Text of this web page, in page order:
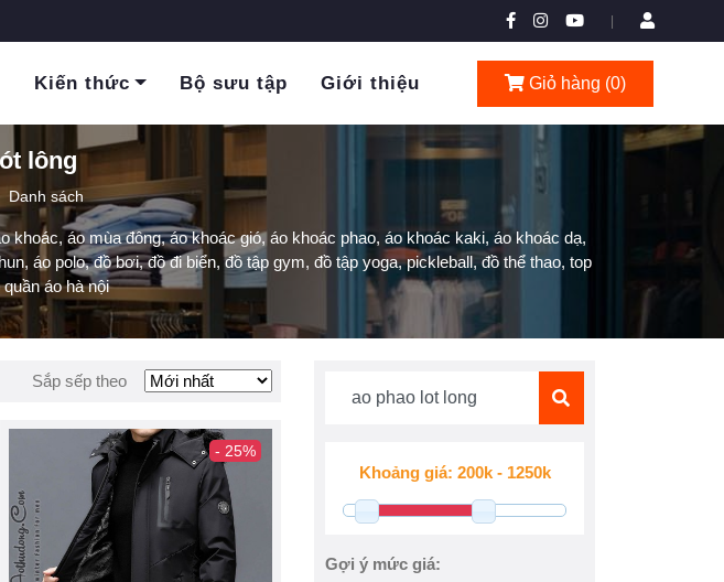
Kiến thức Bộ sưu tập Giới thiệu Giỏ hàng (0)
lông
Danh sách
khoác, áo mùa đông, áo khoác gió, áo khoác phao, áo khoác kaki, áo khoác dạ,
áo polo, đồ bơi, đồ đi biển, đồ tập gym, đồ tập yoga, pickleball, đồ thể thao, top
áo hà nội
Sắp sếp theo
- 25%
Gợi ý mức giá: